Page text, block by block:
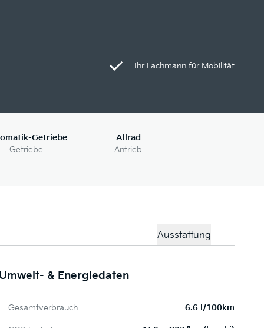
Ihr Fachmann für Mobilität
Getriebe
Getriebe
Allrad
Antrieb
Ausstattung
Umwelt- & Energiedaten
Gesamtverbrauch 6.6 l/100km